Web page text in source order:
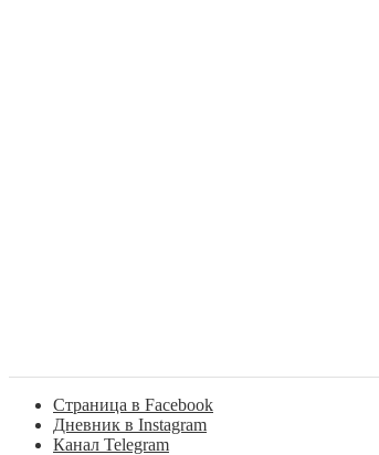
Страница в Facebook
Дневник в Instagram
Канал Telegram